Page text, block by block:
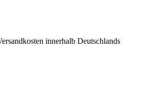
innerhalb Deutschlands